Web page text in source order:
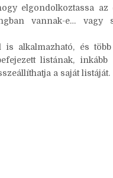
elgondolkoztassa
vannak-e… vagy
is alkalmazható, és
listának,
a saját listáját.